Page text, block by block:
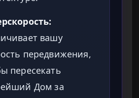
вашу
передвижения,
пересекать
Дом за